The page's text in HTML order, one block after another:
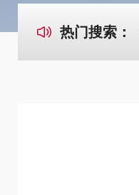
热门搜索：